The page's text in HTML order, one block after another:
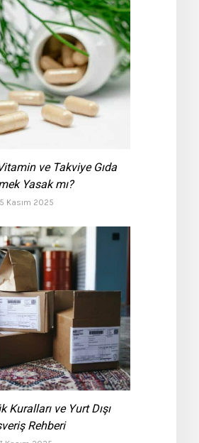
ve Takviye Gıda
Yasak mı?
Kasım 2025
Kuralları ve Yurt Dışı
Rehberi